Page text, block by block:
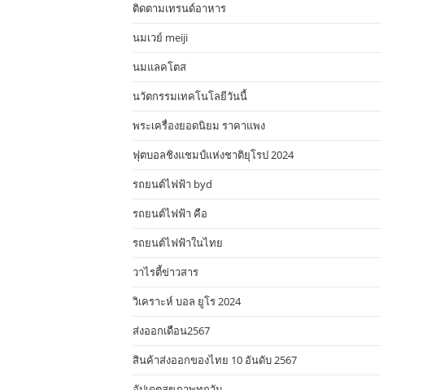
ติดตามเทรนด์อาหาร
นมเวย์ meiji
นมแลคโตส
นวัตกรรมเทคโนโลยีวันนี้
พระเครื่องยอดนิยม ราคาแพง
ฟุตบอลชิงแชมป์แห่งชาติยุโรป 2024
รถยนต์ไฟฟ้า byd
รถยนต์ไฟฟ้า คือ
รถยนต์ไฟฟ้าในไทย
วาไรตี้ข่าวสาร
วิเคราะห์ บอล ยูโร 2024
ส่งออกเดือน2567
สินค้าส่งออกของไทย 10 อันดับ 2567